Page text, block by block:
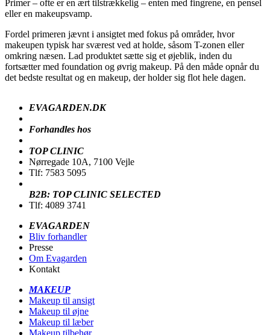
Primer – ofte er en ært tilstrækkelig – enten med fingrene, en pensel
eller en makeupsvamp.
Fordel primeren jævnt i ansigtet med fokus på områder, hvor
makeupen typisk har sværest ved at holde, såsom T-zonen eller
omkring næsen. Lad produktet sætte sig et øjeblik, inden du
fortsætter med foundation og øvrig makeup. På den måde opnår du
det bedste resultat og en makeup, der holder sig flot hele dagen.
EVAGARDEN.DK
Forhandles hos
TOP CLINIC
Nørregade 10A, 7100 Vejle
Tlf: 7583 5095
B2B: TOP CLINIC SELECTED
Tlf: 4089 3741
EVAGARDEN
Bliv forhandler
Presse
Om Evagarden
Kontakt
MAKEUP
Makeup til ansigt
Makeup til øjne
Makeup til læber